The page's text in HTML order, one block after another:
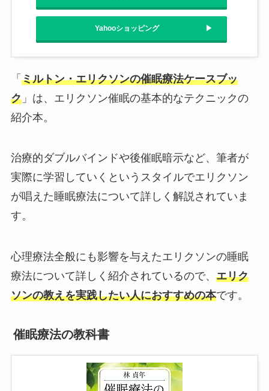
Yahooショッピング
「 ミルトン・エリクソンの催眠療法ケースブッ
ク」は、エリクソン催眠の基本的なテクニックの
紹介本。
治療的ダブルバインドや後催眠暗示など、筆者が
実際に学習していくというスタイルでエリクソン
が唱えた睡眠療法について詳しく解説されていま
す。
心理療法全般にも影響を与えたエリクソンの睡眠
療法について詳しく紹介されているので、 エリク
ソンの教えを実践したい人におすすめの本です。
催眠療法の教科書